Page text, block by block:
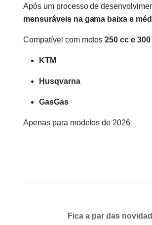
Após um processo de
mensuráveis na gama baixa e
Compatível com motos250 cc e 300
KTM
Husqvarna
GasGas
Apenas para modelos de 2026
Fica a par das